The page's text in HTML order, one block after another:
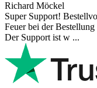
Richard Möckel
Super Support!
Feuer bei der
Der Support ist w ...